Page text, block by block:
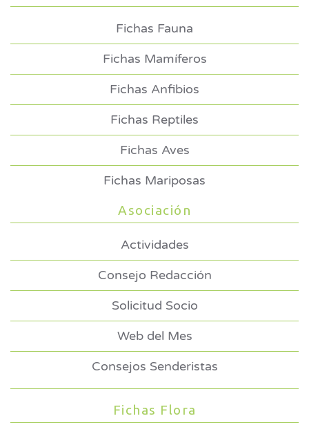
Fichas Fauna
Fichas Mamíferos
Fichas Anfibios
Fichas Reptiles
Fichas Aves
Fichas Mariposas
Asociación
Actividades
Consejo Redacción
Solicitud Socio
Web del Mes
Consejos Senderistas
Fichas Flora